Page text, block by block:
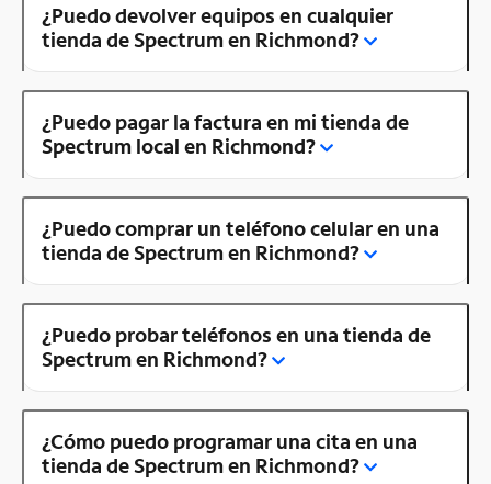
¿Puedo devolver equipos en cualquier
tienda de Spectrum en Richmond?
¿Puedo pagar la factura en mi tienda de
Spectrum local en Richmond?
¿Puedo comprar un teléfono celular en una
tienda de Spectrum en Richmond?
¿Puedo probar teléfonos en una tienda de
Spectrum en Richmond?
¿Cómo puedo programar una cita en una
tienda de Spectrum en Richmond?